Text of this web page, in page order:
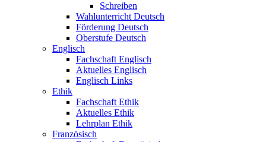
Schreiben
Wahlunterricht Deutsch
Förderung Deutsch
Oberstufe Deutsch
Englisch
Fachschaft Englisch
Aktuelles Englisch
Englisch Links
Ethik
Fachschaft Ethik
Aktuelles Ethik
Lehrplan Ethik
Französisch